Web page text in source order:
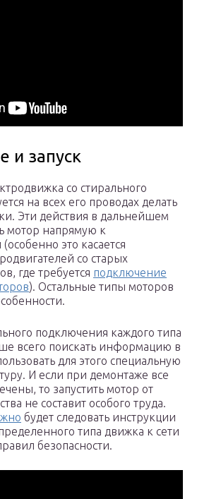
и запуск
со стирального
на всех его проводах делать
Эти действия в дальнейшем
мотор напрямую к
это касается
со старых
где требуется подключение
). Остальные типы моторов
подключения каждого типа
всего поискать информацию в
для этого специальную
И если при демонтаже все
то запустить мотор от
не составит особого труда.
будет следовать инструкции
типа движка к сети
безопасности.